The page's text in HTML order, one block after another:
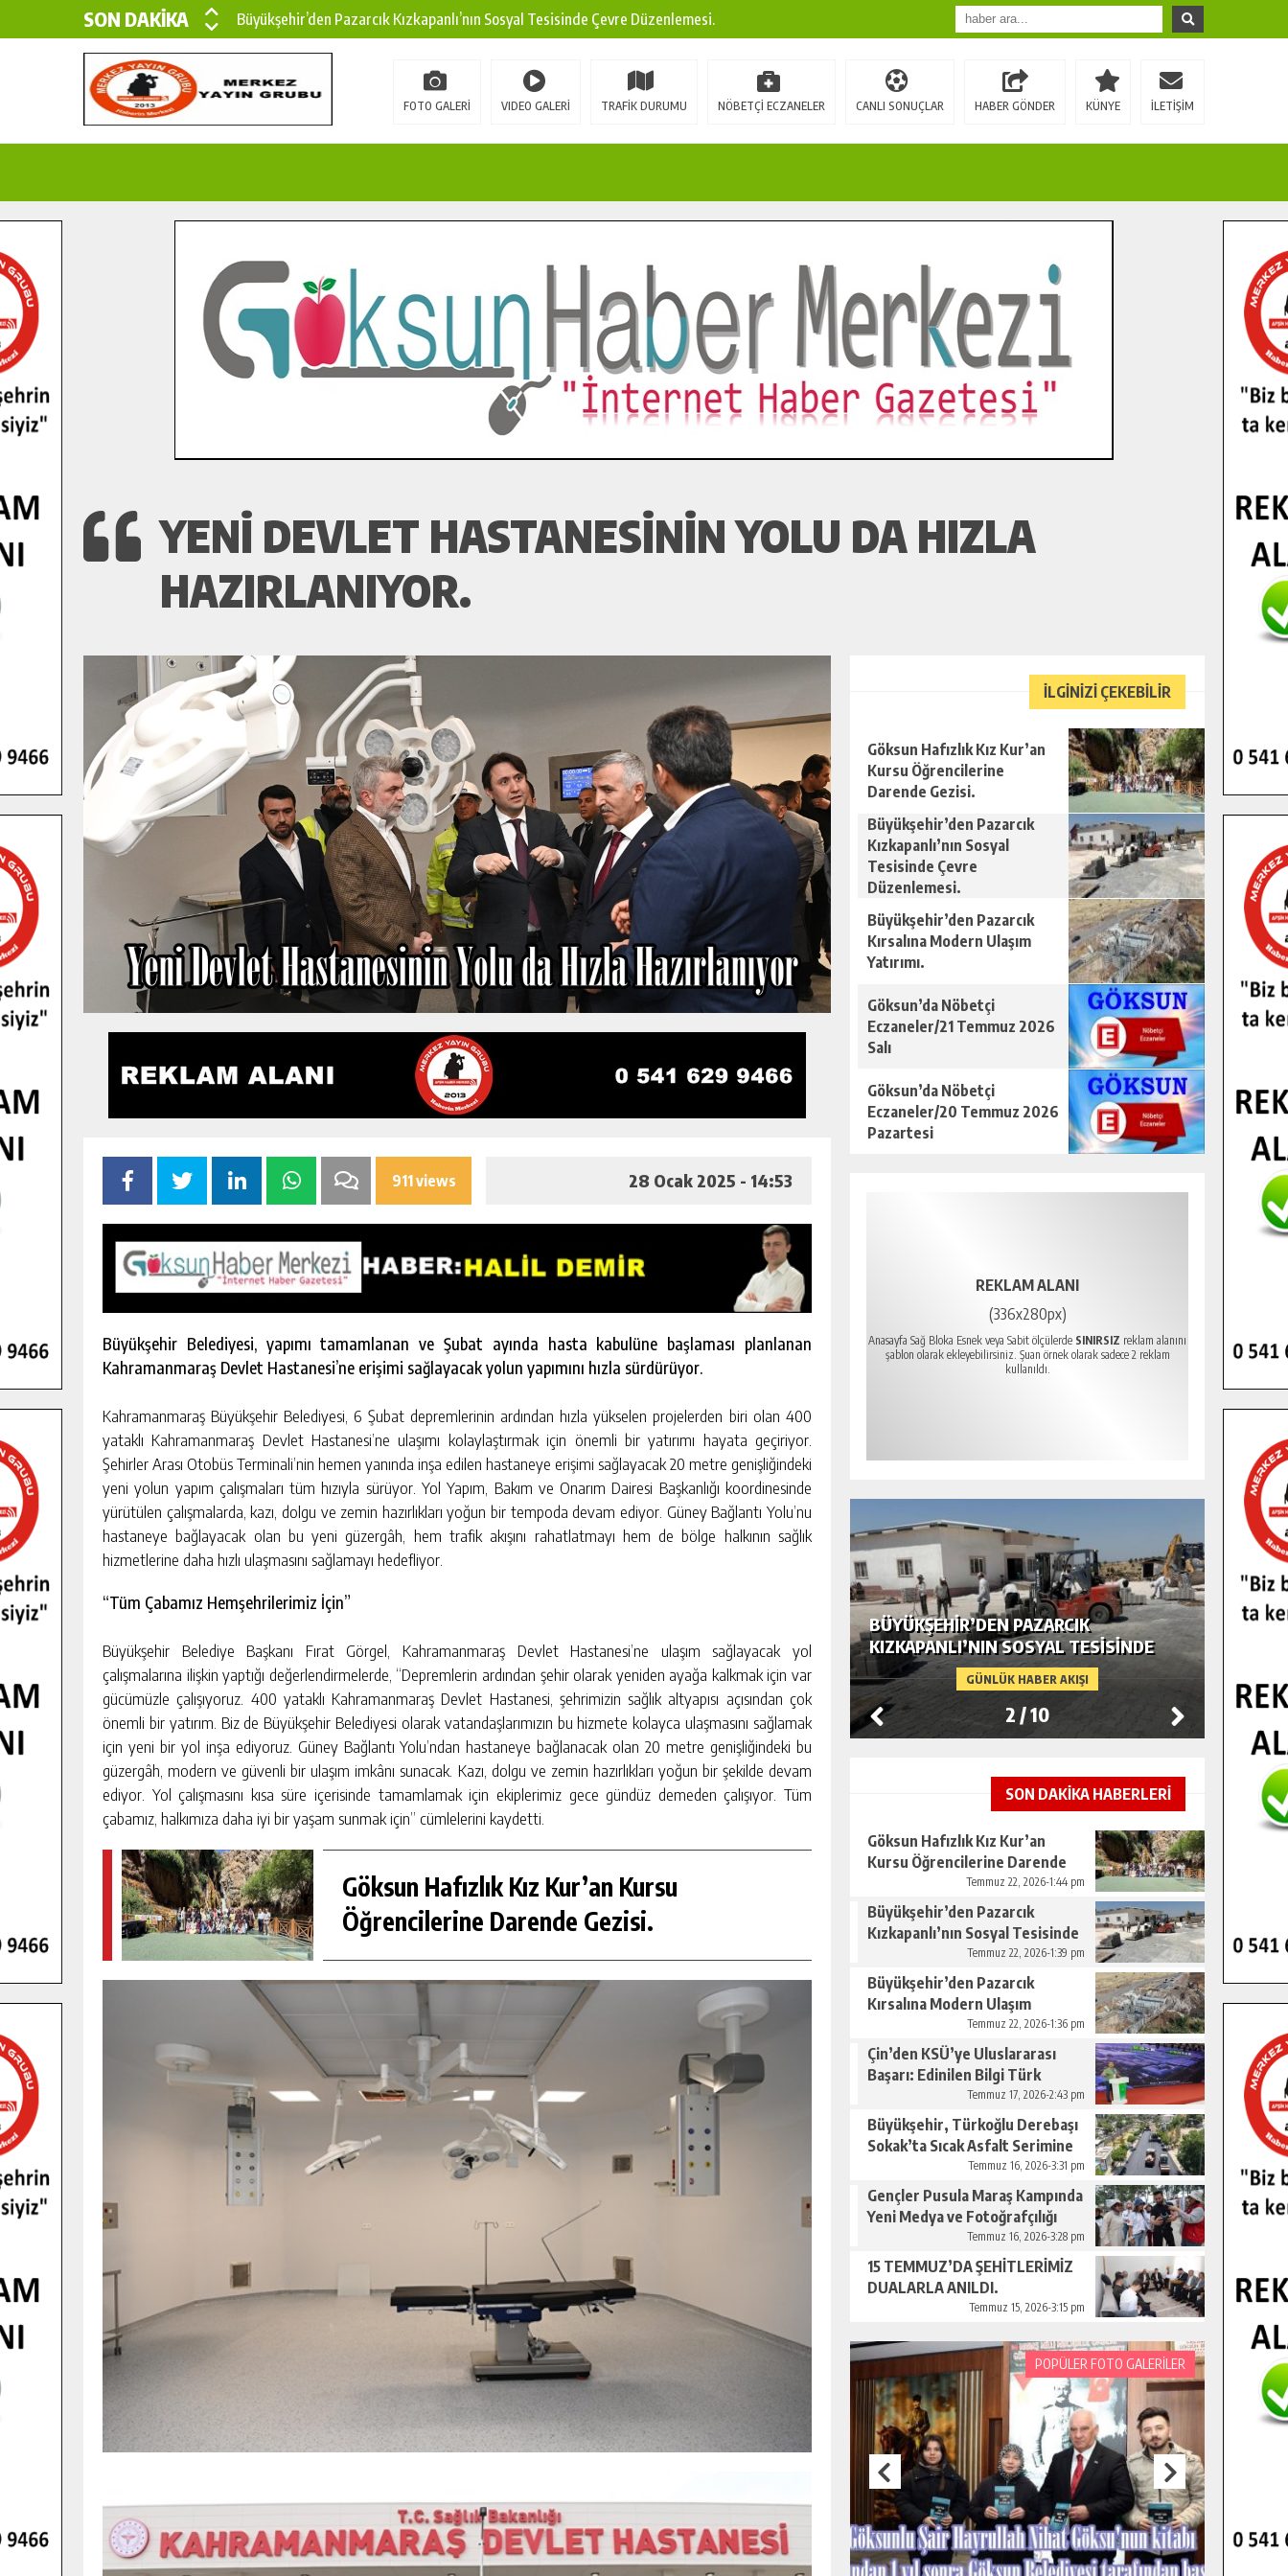
SON DAKİKA
Büyükşehir’den Pazarcık Kızkapanlı’nın Sosyal Tesisinde Çevre Düzenlemesi.
Büyükşehir’den Pazarcık Kırsalına Modern Ulaşım Yatırımı.
Çin’den KSÜ’ye Uluslararası Başarı: Edinilen Bilgi Türk Tarımına Katkı Sağlayacak.
İlçe Jandarma Komutanı Karakaya’dan Başkan Cüce’ye Veda Ziyareti.
Bertiz’in Yeni Köprüsünde Sona Doğru.
FOTO GALERİ VIDEO GALERİ TRAFİK DURUMU NÖBETÇİ ECZANELER CANLI SONUÇLAR HABER GÖNDER KÜNYE İLETİŞİM
YENI DEVLET HASTANESININ YOLU DA HIZLA
HAZIRLANIYOR.
911 views 28 Ocak 2025 - 14:53
Büyükşehir Belediyesi, yapımı tamamlanan ve Şubat ayında hasta kabulüne başlaması planlanan
Kahramanmaraş Devlet Hastanesi’ne erişimi sağlayacak yolun yapımını hızla sürdürüyor.
Kahramanmaraş Büyükşehir Belediyesi, 6 Şubat depremlerinin ardından hızla yükselen projelerden biri olan 400
yataklı Kahramanmaraş Devlet Hastanesi’ne ulaşımı kolaylaştırmak için önemli bir yatırımı hayata geçiriyor.
Şehirler Arası Otobüs Terminali’nin hemen yanında inşa edilen hastaneye erişimi sağlayacak 20 metre genişliğindeki
yeni yolun yapım çalışmaları tüm hızıyla sürüyor. Yol Yapım, Bakım ve Onarım Dairesi Başkanlığı koordinesinde
yürütülen çalışmalarda, kazı, dolgu ve zemin hazırlıkları yoğun bir tempoda devam ediyor. Güney Bağlantı Yolu’nu
hastaneye bağlayacak olan bu yeni güzergâh, hem trafik akışını rahatlatmayı hem de bölge halkının sağlık
hizmetlerine daha hızlı ulaşmasını sağlamayı hedefliyor.
“Tüm Çabamız Hemşehrilerimiz İçin”
Büyükşehir Belediye Başkanı Fırat Görgel, Kahramanmaraş Devlet Hastanesi’ne ulaşım sağlayacak yol
çalışmalarına ilişkin yaptığı değerlendirmelerde, “Depremlerin ardından şehir olarak yeniden ayağa kalkmak için var
gücümüzle çalışıyoruz. 400 yataklı Kahramanmaraş Devlet Hastanesi, şehrimizin sağlık altyapısı açısından çok
önemli bir yatırım. Biz de Büyükşehir Belediyesi olarak vatandaşlarımızın bu hizmete kolayca ulaşmasını sağlamak
için yeni bir yol inşa ediyoruz. Güney Bağlantı Yolu’ndan hastaneye bağlanacak olan 20 metre genişliğindeki bu
güzergâh, modern ve güvenli bir ulaşım imkânı sunacak. Kazı, dolgu ve zemin hazırlıkları yoğun bir şekilde devam
ediyor. Yol çalışmasını kısa süre içerisinde tamamlamak için ekiplerimiz gece gündüz demeden çalışıyor. Tüm
çabamız, halkımıza daha iyi bir yaşam sunmak için” cümlelerini kaydetti.
Göksun Hafızlık Kız Kur’an Kursu
Öğrencilerine Darende Gezisi.
İLGİNİZİ ÇEKEBİLİR
Göksun Hafızlık Kız Kur’an
Kursu Öğrencilerine
Darende Gezisi.
Büyükşehir’den Pazarcık
Kızkapanlı’nın Sosyal
Tesisinde Çevre
Düzenlemesi.
Büyükşehir’den Pazarcık
Kırsalına Modern Ulaşım
Yatırımı.
Göksun’da Nöbetçi
Eczaneler/21 Temmuz 2026
Salı
Göksun’da Nöbetçi
Eczaneler/20 Temmuz 2026
Pazartesi
REKLAM ALANI
(336x280px)
Anasayfa Sağ Bloka Esnek veya Sabit ölçülerde SINIRSIZ reklam alanını
şablon olarak ekleyebilirsiniz. Şuan örnek olarak sadece 2 reklam
kullanıldı.
GÜNLÜK HABER AKIŞI
ÖĞRENCILERINE DARENDE GEZISI.
GÜNLÜK HABER AKIŞI
KIZKAPANLI’NIN SOSYAL TESISINDE
ÇEVRE DÜZENLEMESI.
GÜNLÜK HABER AKIŞI
BÜYÜKŞEHIR’DEN PAZARCIK KIRSALINA
MODERN ULAŞIM YATIRIMI.
3 /10
SON DAKİKA HABERLERİ
Göksun Hafızlık Kız Kur’an
Kursu Öğrencilerine Darende
Temmuz 22, 2026-1:44 pm
Büyükşehir’den Pazarcık
Kızkapanlı’nın Sosyal Tesisinde
Çevre Düzenlemesi.Temmuz 22, 2026-1:39 pm
Büyükşehir’den Pazarcık
Kırsalına Modern Ulaşım
Temmuz 22, 2026-1:36 pm
Çin’den KSÜ’ye Uluslararası
Başarı: Edinilen Bilgi Türk
Tarımına Katkı Sağlayacak.
Temmuz 17, 2026-2:43 pm
Büyükşehir, Türkoğlu Derebaşı
Sokak’ta Sıcak Asfalt Serimine
Temmuz 16, 2026-3:31 pm
Gençler Pusula Maraş Kampında
Yeni Medya ve Fotoğrafçılığı
Temmuz 16, 2026-3:28 pm
15 TEMMUZ’DA ŞEHİTLERİMİZ
DUALARLA ANILDI.
Temmuz 15, 2026-3:15 pm
POPÜLER FOTO GALERİLER